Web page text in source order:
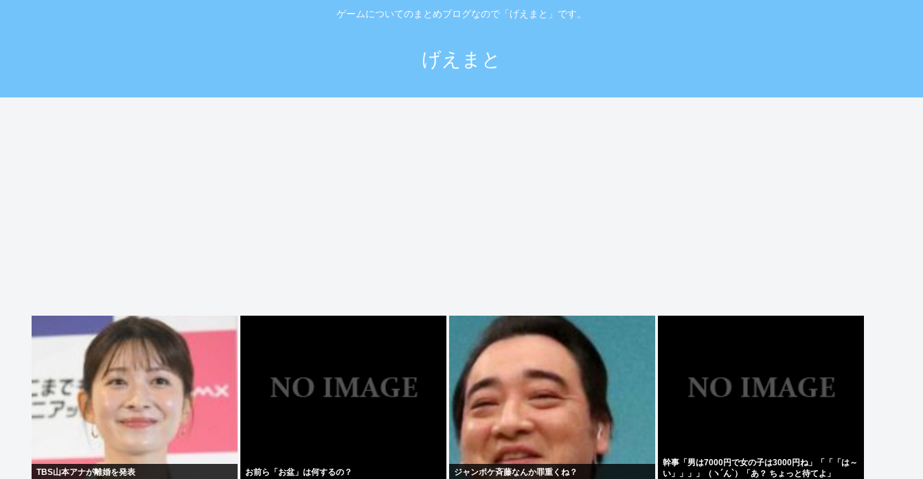
ゲームについてのまとめブログなので「げえまと」です。
げえまと
TBS山本アナが離婚を発表 お前ら「お盆」は何するの？ ジャンポケ斉藤なんか罪重くね？
幹事「男は7000円で女の子は3000円ね」「「「は～
い」」」」（ヽ´ん`）「あ？ ちょっと待てよ」